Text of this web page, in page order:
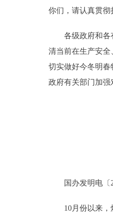
政务服务
中介
你们，请认真贯彻
各级政府和各有
清当前在生产安
切实做好今冬明
政府有关部门加
国办发明电〔
10月份以来，煤